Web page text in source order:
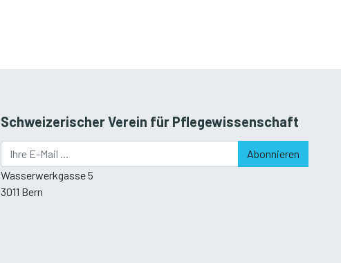
Schweizerischer Verein für Pflegewissenschaft
Abonnieren
Wasserwerkgasse 5
3011 Bern